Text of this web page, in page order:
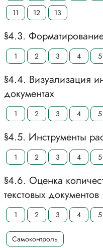
11
12 13
§4.3. Форматирование
1 2 3 4 5
§4.4. Визуализация
документах
1 2 3 4 5
§4.5. Инструменты
1 2 3 4 5
§4.6. Оценка
текстовых документов
1 2 3 4 5
Самоконтроль